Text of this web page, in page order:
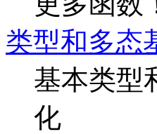
类型和多态
基本类型
化